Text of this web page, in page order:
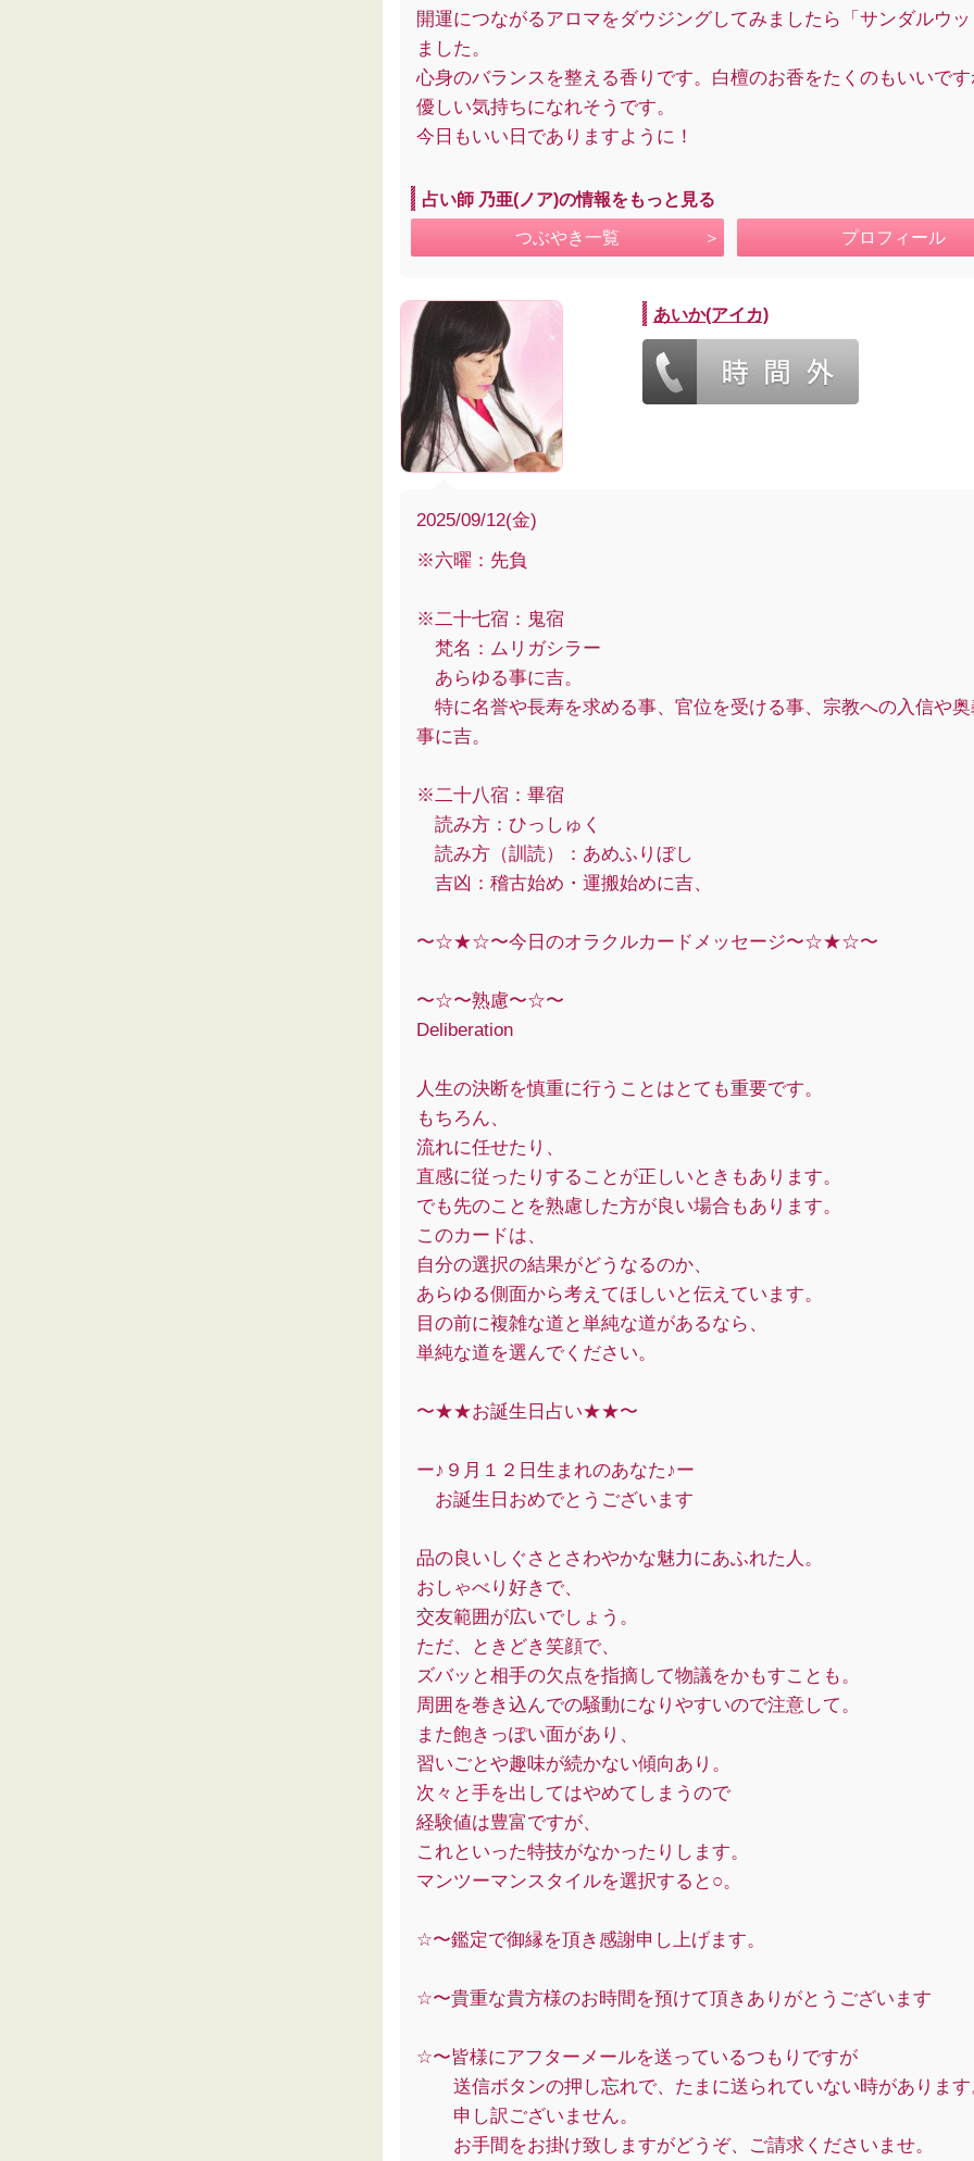
開運につながるアロマをダウジングしてみましたら「サンダルウ
ました。
心身のバランスを整える香りです。白檀のお香をたくのもいいで
優しい気持ちになれそうです。
今日もいい日でありますように！
占い師 乃亜(ノア)の情報をもっと見る
つぶやき一覧 プロフィール
あいか(アイカ)
2025/09/12(金)
※六曜：先負
※二十七宿：鬼宿
梵名：ムリガシラー
あらゆる事に吉。
特に名誉や長寿を求める事、官位を受ける事、宗教への入信や
事に吉。
※二十八宿：畢宿
読み方：ひっしゅく
読み方（訓読）：あめふりぼし
吉凶：稽古始め・運搬始めに吉、
〜☆★☆〜今日のオラクルカードメッセージ〜☆★☆〜
〜☆〜熟慮〜☆〜
Deliberation
人生の決断を慎重に行うことはとても重要です。
もちろん、
流れに任せたり、
直感に従ったりすることが正しいときもあります。
でも先のことを熟慮した方が良い場合もあります。
このカードは、
自分の選択の結果がどうなるのか、
あらゆる側面から考えてほしいと伝えています。
目の前に複雑な道と単純な道があるなら、
単純な道を選んでください。
〜★★お誕生日占い★★〜
ー♪９月１２日生まれのあなた♪ー
お誕生日おめでとうございます
品の良いしぐさとさわやかな魅力にあふれた人。
おしゃべり好きで、
交友範囲が広いでしょう。
ただ、ときどき笑顔で、
ズバッと相手の欠点を指摘して物議をかもすことも。
周囲を巻き込んでの騒動になりやすいので注意して。
また飽きっぽい面があり、
習いごとや趣味が続かない傾向あり。
次々と手を出してはやめてしまうので
経験値は豊富ですが、
これといった特技がなかったりします。
マンツーマンスタイルを選択すると○。
☆〜鑑定で御縁を頂き感謝申し上げます。
☆〜貴重な貴方様のお時間を預けて頂きありがとうございます
☆〜皆様にアフターメールを送っているつもりですが
送信ボタンの押し忘れで、たまに送られていない時があります
申し訳ございません。
お手間をお掛け致しますがどうぞ、ご請求くださいませ。